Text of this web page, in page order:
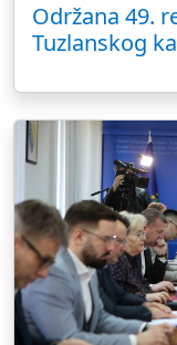
Održana 49.
Tuzlanskog